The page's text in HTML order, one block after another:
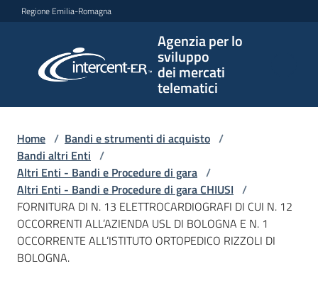
Vai al contenuto
Vai alla navigazione
Vai al footer
Regione Emilia-Romagna
Agenzia per lo
sviluppo
dei mercati
telematici
per lo
sviluppo
telematici
L'Agenzia
Bandi
Home / Bandi e strumenti di acquisto /
Bandi altri Enti /
Altri Enti - Bandi e Procedure di gara /
Altri Enti - Bandi e Procedure di gara CHIUSI /
FORNITURA DI N. 13 ELETTROCARDIOGRAFI DI CUI N. 12
OCCORRENTI ALL’AZIENDA USL DI BOLOGNA E N. 1
OCCORRENTE ALL’ISTITUTO ORTOPEDICO RIZZOLI DI
BOLOGNA.